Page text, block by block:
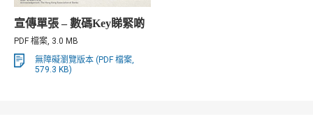
宣傳單張 – 數碼Key睇緊啲
PDF 檔案, 3.0 MB
無障礙瀏覽版本 (PDF 檔案,
579.3 KB)